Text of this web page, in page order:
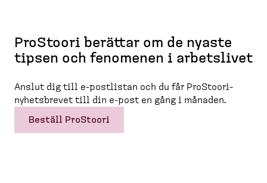
ProStoori berättar om de nyaste
tipsen och fenomenen i arbetslivet
Anslut dig till e-​postlistan och du får ProStoori-​
nyhets­brevet till din e-​post en gång i månaden.
Beställ ProStoori